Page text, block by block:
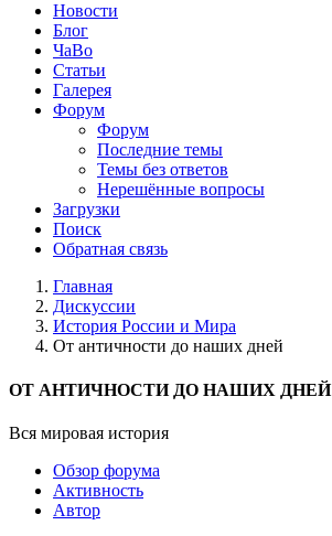
Новости
Блог
ЧаВо
Статьи
Галерея
Форум
Форум
Последние темы
Темы без ответов
Нерешённые вопросы
Загрузки
Поиск
Обратная связь
Главная
Дискуссии
История России и Мира
От античности до наших дней
ОТ АНТИЧНОСТИ ДО НАШИХ ДНЕЙ
Вся мировая история
Обзор форума
Активность
Автор